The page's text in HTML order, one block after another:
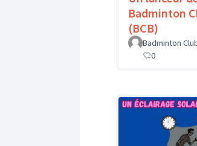
Badminton
(BCB)
Badminton
0